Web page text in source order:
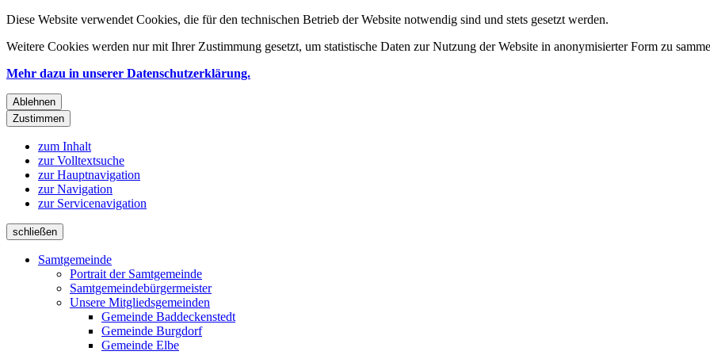
Diese Website verwendet Cookies, die für den technischen Betrieb der Website notwendig sind und stets gesetzt werden.
Weitere Cookies werden nur mit Ihrer Zustimmung gesetzt, um statistische Daten zur Nutzung der Website in anonymisierter Form zu
Mehr dazu in unserer Datenschutzerklärung.
Ablehnen
Zustimmen
zum Inhalt
zur Volltextsuche
zur Hauptnavigation
zur Navigation
zur Servicenavigation
schließen
Samtgemeinde
Portrait der Samtgemeinde
Samtgemeindebürgermeister
Unsere Mitgliedsgemeinden
Gemeinde Baddeckenstedt
Gemeinde Burgdorf
Gemeinde Elbe